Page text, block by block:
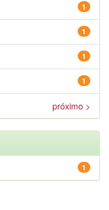
1
1
1
1
próximo >
1